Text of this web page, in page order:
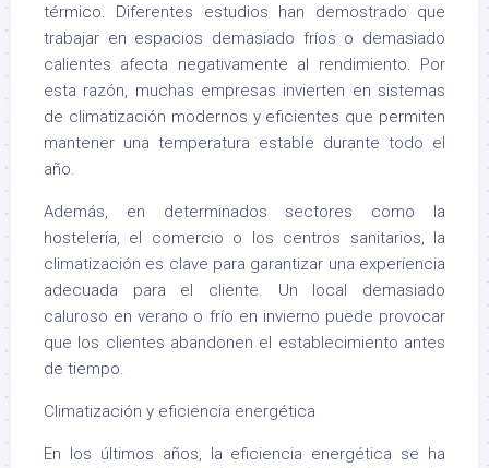
térmico. Diferentes estudios han demostrado que
trabajar en espacios demasiado fríos o demasiado
calientes afecta negativamente al rendimiento. Por
esta razón, muchas empresas invierten en sistemas
de climatización modernos y eficientes que permiten
mantener una temperatura estable durante todo el
año.
Además, en determinados sectores como la
hostelería, el comercio o los centros sanitarios, la
climatización es clave para garantizar una experiencia
adecuada para el cliente. Un local demasiado
caluroso en verano o frío en invierno puede provocar
que los clientes abandonen el establecimiento antes
de tiempo.
Climatización y eficiencia energética
En los últimos años, la eficiencia energética se ha